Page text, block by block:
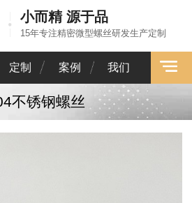
小而精 源于品
15年专注精密微型螺丝研发生产定制
定制 案例 我们
不锈钢螺丝